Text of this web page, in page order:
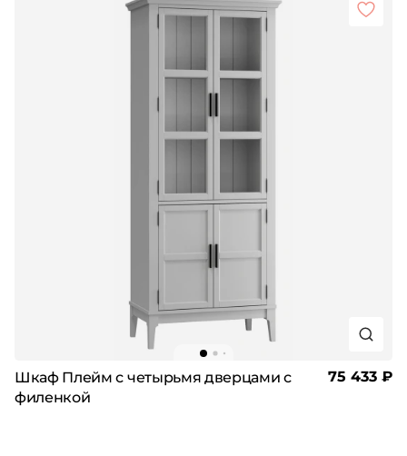
Шкаф Плейм с четырьмя дверцами с
филенкой
75 433 ₽